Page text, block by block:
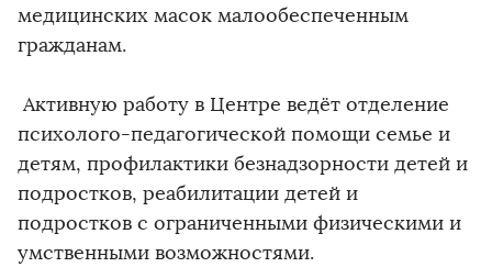
медицинских масок малообеспеченным
гражданам.
Активную работу в Центре ведёт отделение
психолого-педагогической помощи семье и
детям, профилактики безнадзорности детей и
подростков, реабилитации детей и
подростков с ограниченными физическими и
умственными возможностями.